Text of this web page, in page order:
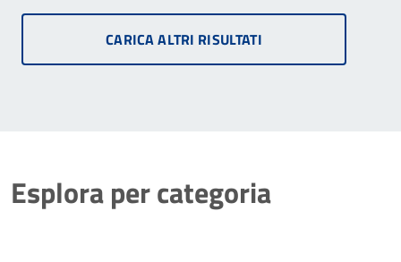
CARICA ALTRI RISULTATI
Esplora per categoria